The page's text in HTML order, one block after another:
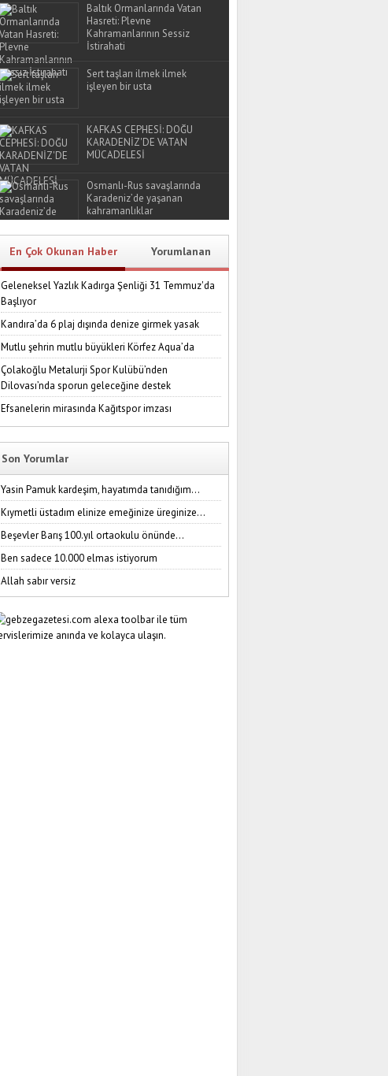
Baltık Ormanlarında Vatan
Hasreti: Plevne
Kahramanlarının Sessiz
İstirahati
Sert taşları ilmek ilmek
işleyen bir usta
KAFKAS CEPHESİ: DOĞU
KARADENİZ'DE VATAN
MÜCADELESİ
Osmanlı-Rus savaşlarında
Karadeniz’de yaşanan
kahramanlıklar
En Çok Okunan Haber Yorumlanan
Geleneksel Yazlık Kadırga Şenliği 31 Temmuz'da
Başlıyor
Kandıra’da 6 plaj dışında denize girmek yasak
Mutlu şehrin mutlu büyükleri Körfez Aqua’da
Çolakoğlu Metalurji Spor Kulübü’nden
Dilovası’nda sporun geleceğine destek
Efsanelerin mirasında Kağıtspor imzası
Son Yorumlar
Yasin Pamuk kardeşim, hayatımda tanıdığım...
Kıymetli üstadım elinize emeğinize üreginize...
Beşevler Barış 100.yıl ortaokulu önünde...
Ben sadece 10.000 elmas istiyorum
Allah sabır versiz